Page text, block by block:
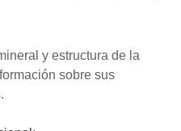
y estructura de la
sobre sus